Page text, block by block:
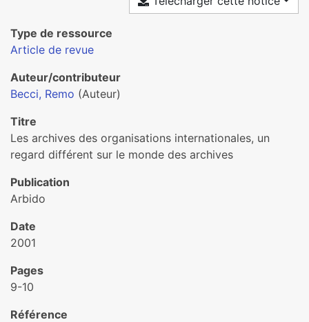
Type de ressource
Article de revue
Auteur/contributeur
Becci, Remo (Auteur)
Titre
Les archives des organisations internationales, un
regard différent sur le monde des archives
Publication
Arbido
Date
2001
Pages
9-10
Référence